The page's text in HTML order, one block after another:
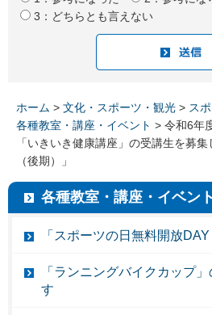
3：どちらとも言えない
ホーム > 文化・スポーツ・観光 > ス
各種教室・講座・イベント > 令和6年
「いきいき健康講座」の受講生を募
（後期）」
各種教室・講座・イベント
「スポーツの日無料開放
「ランニングバイクカップ
す